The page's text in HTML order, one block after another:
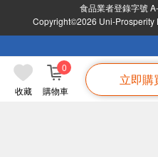
收藏 購物車
0
立即購
食品業者登錄字號
Copyright©2026 Uni-Prosperity